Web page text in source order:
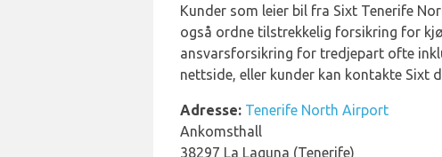
Kunder som leier bil fra Sixt Tenerife
også ordne tilstrekkelig forsikring for
ansvarsforsikring for tredjepart ofte
nettside, eller kunder kan kontakte Sixt
Adresse: Tenerife North Airport
Ankomsthall
38297 La Laguna (Tenerife)